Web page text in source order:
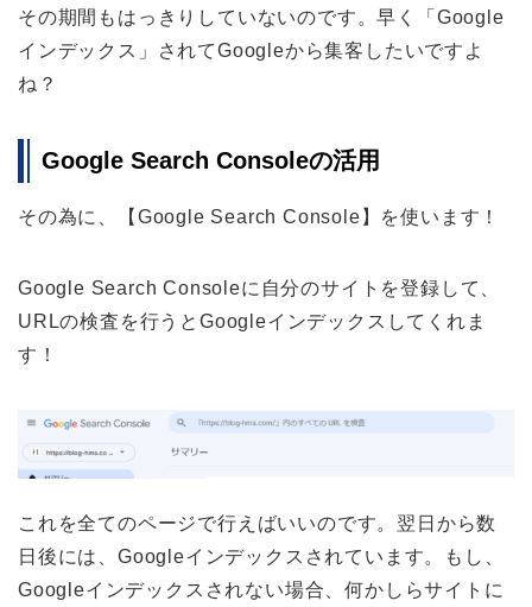
その期間もはっきりしていないのです。早く「Google
インデックス」されてGoogleから集客したいですよ
ね？
Google Search Consoleの活用
その為に、【Google Search Console】を使います！
Google Search Consoleに自分のサイトを登録して、
URLの検査を行うとGoogleインデックスしてくれま
す！
これを全てのページで行えばいいのです。翌日から数
日後には、Googleインデックスされています。もし、
Googleインデックスされない場合、何かしらサイトに